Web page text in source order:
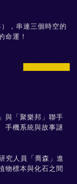
，串連三個時空的
命運！
與「聚樂邦」聯手
手機系統與故事謎
究人員「喬森」進
物標本與化石之間